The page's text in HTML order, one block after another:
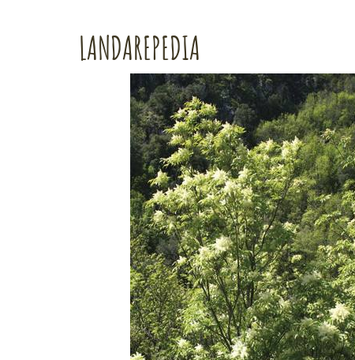
LANDAREPEDIA